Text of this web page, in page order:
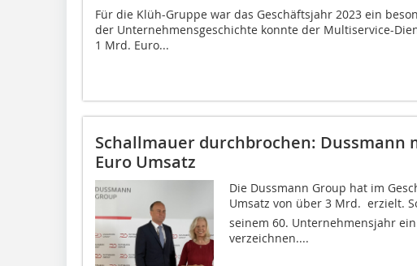
Für die Klüh-Gruppe war das Geschäftsjahr 2023 ein
der Unternehmensgeschichte konnte der Multiservice-
1 Mrd. Euro...
Schallmauer durchbrochen: Dussmann
Euro Umsatz
Die Dussmann Group hat im
Umsatz von über 3 Mrd.  erzielt.
seinem 60. Unternehmensjahr
verzeichnen....